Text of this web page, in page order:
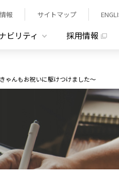
報 サイトマップ
ビリティ 採用情報
んもお祝いに駆けつけました～